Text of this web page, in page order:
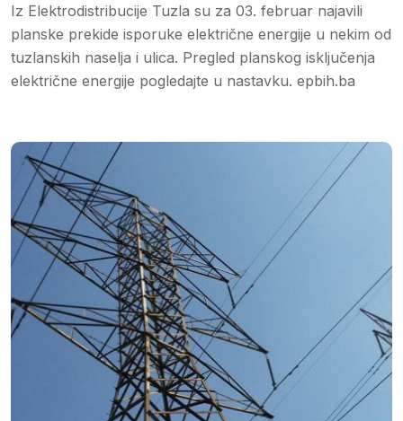
Iz Elektrodistribucije Tuzla su za 03. februar najavili
planske prekide isporuke električne energije u nekim od
tuzlanskih naselja i ulica. Pregled planskog isključenja
električne energije pogledajte u nastavku. epbih.ba